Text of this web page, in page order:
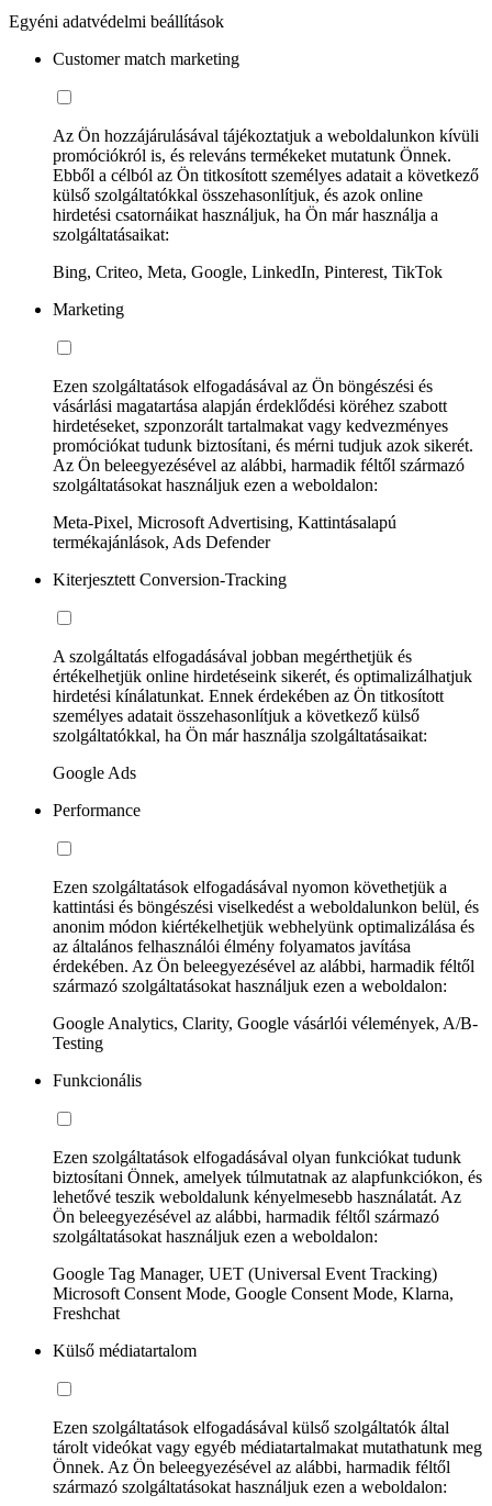
Egyéni adatvédelmi beállítások
Customer match marketing
Az Ön hozzájárulásával tájékoztatjuk a weboldalunkon kívüli
promóciókról is, és releváns termékeket mutatunk Önnek.
Ebből a célból az Ön titkosított személyes adatait a következő
külső szolgáltatókkal összehasonlítjuk, és azok online
hirdetési csatornáikat használjuk, ha Ön már használja a
szolgáltatásaikat:
Bing, Criteo, Meta, Google, LinkedIn, Pinterest, TikTok
Marketing
Ezen szolgáltatások elfogadásával az Ön böngészési és
vásárlási magatartása alapján érdeklődési köréhez szabott
hirdetéseket, szponzorált tartalmakat vagy kedvezményes
promóciókat tudunk biztosítani, és mérni tudjuk azok sikerét.
Az Ön beleegyezésével az alábbi, harmadik féltől származó
szolgáltatásokat használjuk ezen a weboldalon:
Meta-Pixel, Microsoft Advertising, Kattintásalapú
termékajánlások, Ads Defender
Kiterjesztett Conversion-Tracking
A szolgáltatás elfogadásával jobban megérthetjük és
értékelhetjük online hirdetéseink sikerét, és optimalizálhatjuk
hirdetési kínálatunkat. Ennek érdekében az Ön titkosított
személyes adatait összehasonlítjuk a következő külső
szolgáltatókkal, ha Ön már használja szolgáltatásaikat:
Google Ads
Performance
Ezen szolgáltatások elfogadásával nyomon követhetjük a
kattintási és böngészési viselkedést a weboldalunkon belül, és
anonim módon kiértékelhetjük webhelyünk optimalizálása és
az általános felhasználói élmény folyamatos javítása
érdekében. Az Ön beleegyezésével az alábbi, harmadik féltől
származó szolgáltatásokat használjuk ezen a weboldalon:
Google Analytics, Clarity, Google vásárlói vélemények, A/B-
Testing
Funkcionális
Ezen szolgáltatások elfogadásával olyan funkciókat tudunk
biztosítani Önnek, amelyek túlmutatnak az alapfunkciókon, és
lehetővé teszik weboldalunk kényelmesebb használatát. Az
Ön beleegyezésével az alábbi, harmadik féltől származó
szolgáltatásokat használjuk ezen a weboldalon:
Google Tag Manager, UET (Universal Event Tracking)
Microsoft Consent Mode, Google Consent Mode, Klarna,
Freshchat
Külső médiatartalom
Ezen szolgáltatások elfogadásával külső szolgáltatók által
tárolt videókat vagy egyéb médiatartalmakat mutathatunk meg
Önnek. Az Ön beleegyezésével az alábbi, harmadik féltől
származó szolgáltatásokat használjuk ezen a weboldalon: